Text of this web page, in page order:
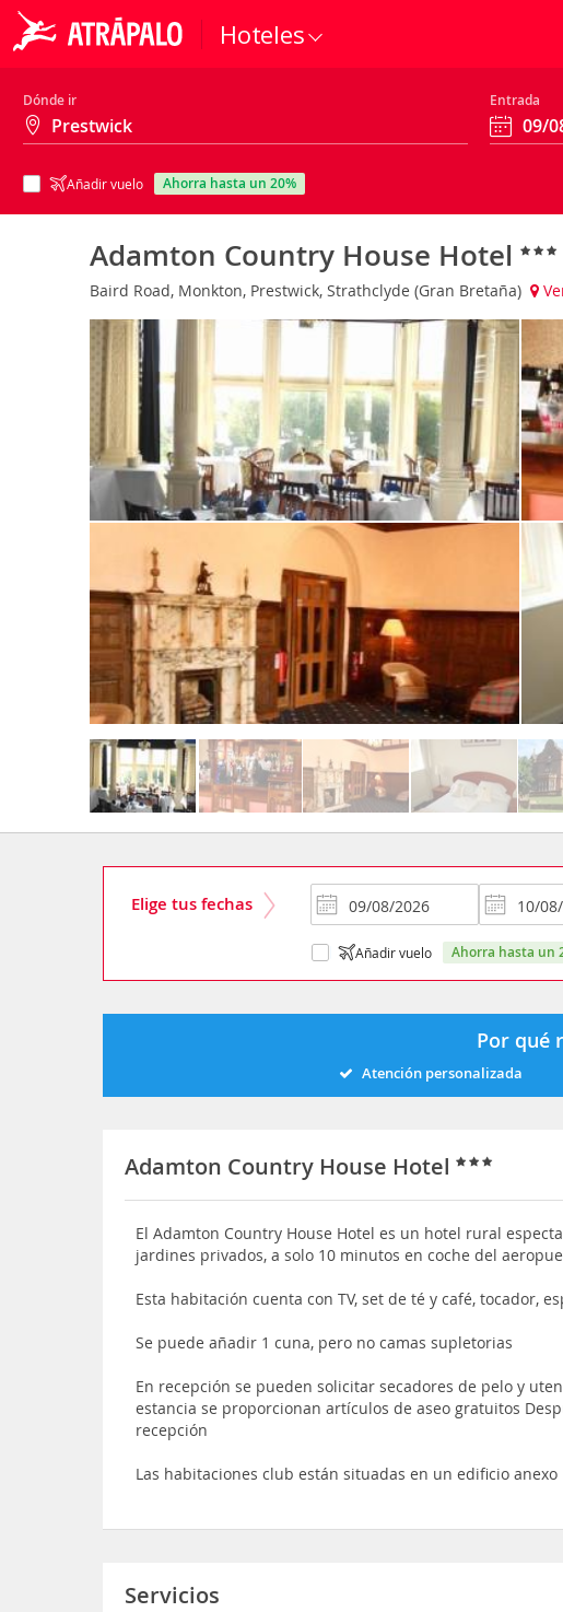
Hoteles
Dónde ir Entrada
Añadir vuelo ahorra hasta un 20%
Adamton Country House Hotel
Baird Road, Monkton, Prestwick, Strathclyde (Gran Bretaña)
Elige tus fechas
Añadir vuelo ahorra hasta un
Por qué
Atención personalizada
Adamton Country House Hotel
El Adamton Country House Hotel es un hotel rural
jardines privados, a solo 10 minutos en coche del
Esta habitación cuenta con TV, set de té y café, tocador,
Se puede añadir 1 cuna, pero no camas supletorias
En recepción se pueden solicitar secadores de pelo y
estancia se proporcionan artículos de aseo gratuitos
recepción
Las habitaciones club están situadas en un edificio anexo
Servicios